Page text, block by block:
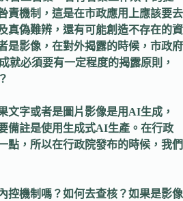
責機制，這是在市政應用上應該要去
真偽難辨，還有可能創造不存在的資
是影像，在對外揭露的時候，市政府
就必須要有一定程度的揭露原則，
文字或者是圖片影像是用AI生成，
備註是使用生成式AI生產。在行政
點，所以在行政院發布的時候，我們
控機制嗎？如何去查核？如果是影像